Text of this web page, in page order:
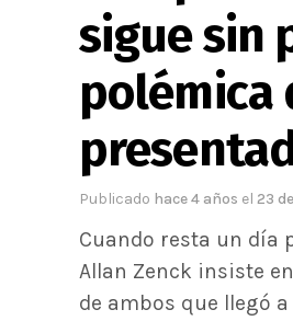
sigue sin
polémica
Publicado hace 4 años el 23
Cuando resta un día
Allan Zenck insiste
de ambos que llegó